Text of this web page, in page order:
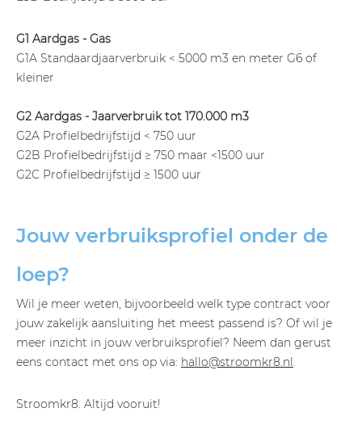
G1 Aardgas - Gas
G1A Standaardjaarverbruik < 5000 m3 en meter G6 of
kleiner
G2 Aardgas - Jaarverbruik tot 170.000 m3
G2A Profielbedrijfstijd < 750 uur
G2B Profielbedrijfstijd ≥ 750 maar <1500 uur
G2C Profielbedrijfstijd ≥ 1500 uur
Jouw verbruiksprofiel onder de
loep?
Wil je meer weten, bijvoorbeeld welk type contract voor
jouw zakelijk aansluiting het meest passend is? Of wil je
meer inzicht in jouw verbruiksprofiel? Neem dan gerust
eens contact met ons op via: hallo@stroomkr8.nl.
Stroomkr8. Altijd vooruit!